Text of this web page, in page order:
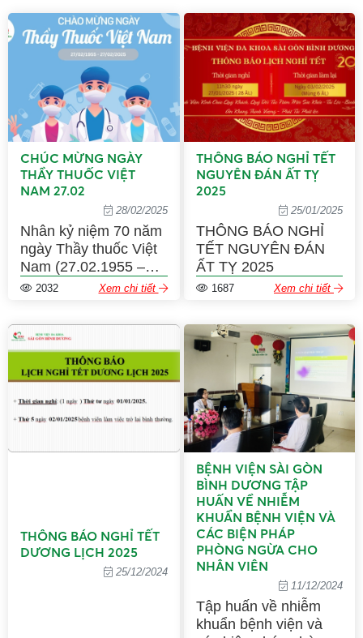
ngày 01/07/2025, địa
chỉ chính thức của
Bệnh viện sẽ được
điều chỉnh
CÔ, CHỊ EM PHỤ NỮ
NGÀY 8/3 THẬT VUI
VẺ VÀ THẬT NHIỀU
HẠNH PHÚC
CHÚC MỪNG NGÀY
THẦY THUỐC VIỆT
NAM 27.02
28/02/2025
Nhân kỷ niệm 70 năm
ngày Thầy thuốc Việt
Nam (27.02.1955 –
27.02.2025),ngày
Dương trân trọng cảm
ơn đến các Y Bác sĩ,
điều dưỡng, nhân viên
thành cảm ơn đến các
Lãnh đạo THÀNH ỦY-
Tương Bình Hiệp... đã
đến tặng hoa và động
viên tinh thần nhân
2032 Xem chi tiết
THÔNG BÁO NGHỈ TẾT
NGUYÊN ĐÁN ẤT TỴ
2025
25/01/2025
THÔNG BÁO NGHỈ
TẾT NGUYÊN ĐÁN
ẤT TỴ 2025
1687 Xem chi tiết
THÔNG BÁO NGHỈ TẾT
DƯƠNG LỊCH 2025
25/12/2024
BỆNH VIỆN SÀI GÒN
BÌNH DƯƠNG TẬP
HUẤN VỀ NHIỄM
KHUẨN BỆNH VIỆN VÀ
CÁC BIỆN PHÁP
PHÒNG NGỪA CHO
NHÂN VIÊN
11/12/2024
Tập huấn về nhiễm
khuẩn bệnh viện và